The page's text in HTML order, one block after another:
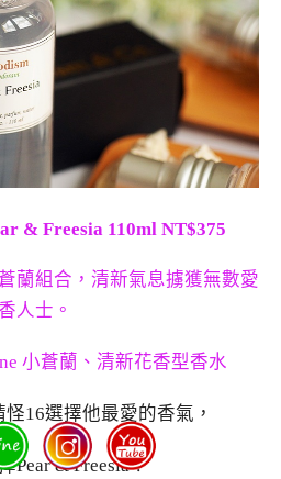
& Freesia 110ml NT$375
蘭組合，清新氣息擄獲無數愛
人士。
小蒼蘭、清新花香型香水
16選擇他最愛的香氣，
Pear & Freesia！